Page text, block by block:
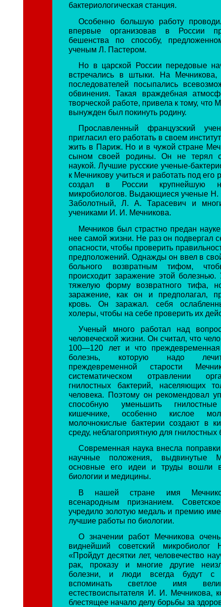
бактериологическая станция.
Особенно большую работу
впервые организовав в России
бешенства по способу,
ученым Л. Пастером.
Но в царской России передовые
встречались в штыки. На Мечникова,
последователей посыпались
обвинения. Такая враждебная
творческой работе, привела к тому, что
вынужден был покинуть родину.
Прославленный французский
пригласил его работать в своем
жить в Париж. Но и в чужой стране
сыном своей родины. Он не терял
наукой. Лучшие русские ученые-
к Мечникову учиться и работать под его
создал в России крупнейшую
микробиологов. Выдающиеся ученые
Заболотный, Л. А. Тарасевич и
учениками И. И. Мечникова.
Мечников был страстно предан
нее самой жизни. Не раз он подвергал
опасности, чтобы проверить
предположений. Однажды он ввел в
больного возвратным тифом,
происходит заражение этой
тяжелую форму возвратного тифа,
заражение, как он и предполагал,
кровь. Он заражал. себя
холеры, чтобы на себе проверить их
Ученый много работал над
человеческой жизни. Он считал, что
100—120 лет и что преждевременная
болезнь, которую надо
преждевременной старости
систематическом отравлении
гнилостных бактерий, населяющих
человека. Поэтому он рекомендовал
способную уменьшить
кишечнике, особенно кислое
молочнокислые бактерии создают в
среду, неблагоприятную для гнилостных
Современная наука внесла
научные положения, выдвинутые
основные его идеи и труды вошли
биологии и медицины.
В нашей стране имя
всенародным признанием.
учредило золотую медаль и премию
лучшие работы по биологии.
О значении работ Мечникова
виднейший советский
«Пройдут десятки лет, человечество
рак, проказу и многие другие
болезни, и люди всегда будут с
вспоминать светлое имя
естествоиспытателя И. И. Мечникова,
блестящее начало делу борьбы за